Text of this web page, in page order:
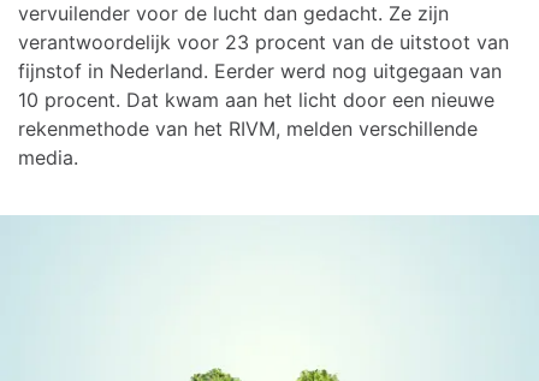
vervuilender voor de lucht dan gedacht. Ze zijn
verantwoordelijk voor 23 procent van de uitstoot van
fijnstof in Nederland. Eerder werd nog uitgegaan van
10 procent. Dat kwam aan het licht door een nieuwe
rekenmethode van het RIVM, melden verschillende
media.